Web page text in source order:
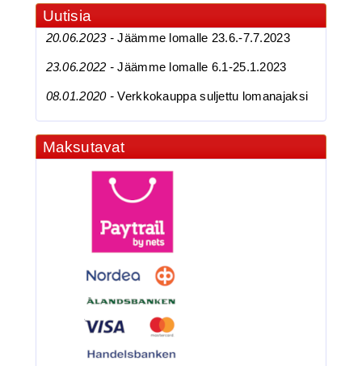
BKK 6062-1X Black Nickel
Kolmihaarakoukku N.4
BKK 6062-1X Black Ni...
BKK 6062-1X Black Nickel
Kolmihaarakoukku N.6
Uutisia
20.06.2023 -Jäämme lomalle 23.6.-7.7.2023
23.06.2022 -Jäämme lomalle 6.1-25.1.2023
08.01.2020 -Verkkokauppa suljettu lomanajaksi
Maksutavat